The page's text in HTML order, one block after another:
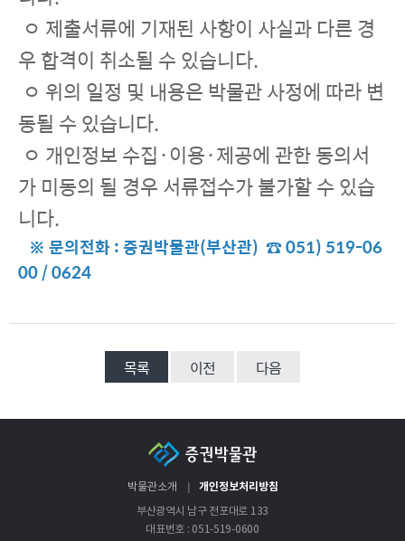
ㅇ 제출서류에 기재된 사항이 사실과 다른 경
우 합격이 취소될 수 있습니다.
ㅇ 위의 일정 및 내용은 박물관 사정에 따라 변
동될 수 있습니다.
ㅇ 개인정보 수집·이용·제공에 관한 동의서
가 미동의 될 경우 서류접수가 불가할 수 있습
니다.
※ 문의전화 : 증권박물관(부산관) ☎ 051) 519-06
00 / 0624
목록 이전 다음
박물관소개 개인정보처리방침
부산광역시 남구 전포대로 133
대표번호 : 051-519-0600